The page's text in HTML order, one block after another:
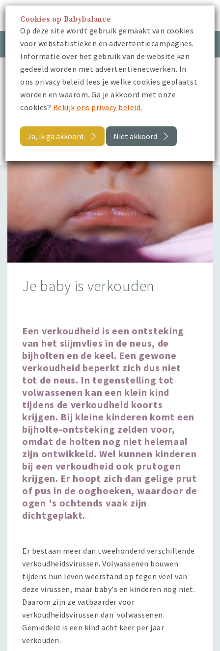
Inloggen Meld je aan
Babybalance Blogs Je baby is verkouden
Terug
Blogs
Je baby is verkouden
Een verkoudheid is een ontsteking
van het slijmvlies in de neus, de
bijholten en de keel. Een gewone
verkoudheid beperkt zich dus niet
tot de neus. In tegenstelling tot
volwassenen kan een klein kind
tijdens de verkoudheid koorts
krijgen. Bij kleine kinderen komt een
bijholte-ontsteking zelden voor,
omdat de holten nog niet helemaal
zijn ontwikkeld. Wel kunnen kinderen
bij een verkoudheid ook prutogen
krijgen. Er hoopt zich dan gelige prut
of pus in de ooghoeken, waardoor de
ogen 's ochtends vaak zijn
dichtgeplakt.
Er bestaan meer dan tweehonderd verschillende
verkoudheidsvirussen. Volwassenen bouwen
tijdens hun leven weerstand op tegen veel van
deze virussen, maar baby's en kinderen nog niet.
Daarom zijn ze vatbaarder voor
verkoudheidsvirussen dan volwassenen.
Gemiddeld is een kind acht keer per jaar
verkouden.
Cookies op Babybalance
Op deze site wordt gebruik gemaakt van cookies
voor webstatistieken en advertentiecampagnes.
Informatie over het gebruik van de website kan
gedeeld worden met advertentienetwerken. In
ons privacy beleid lees je welke cookies geplaatst
worden en waarom. Ga je akkoord met onze
cookies? Bekijk ons privacy beleid.
Ja, ik ga akkoord. Niet akkoord